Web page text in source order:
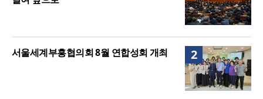
2
서울세계부흥협의회 8월 연합성회 개최